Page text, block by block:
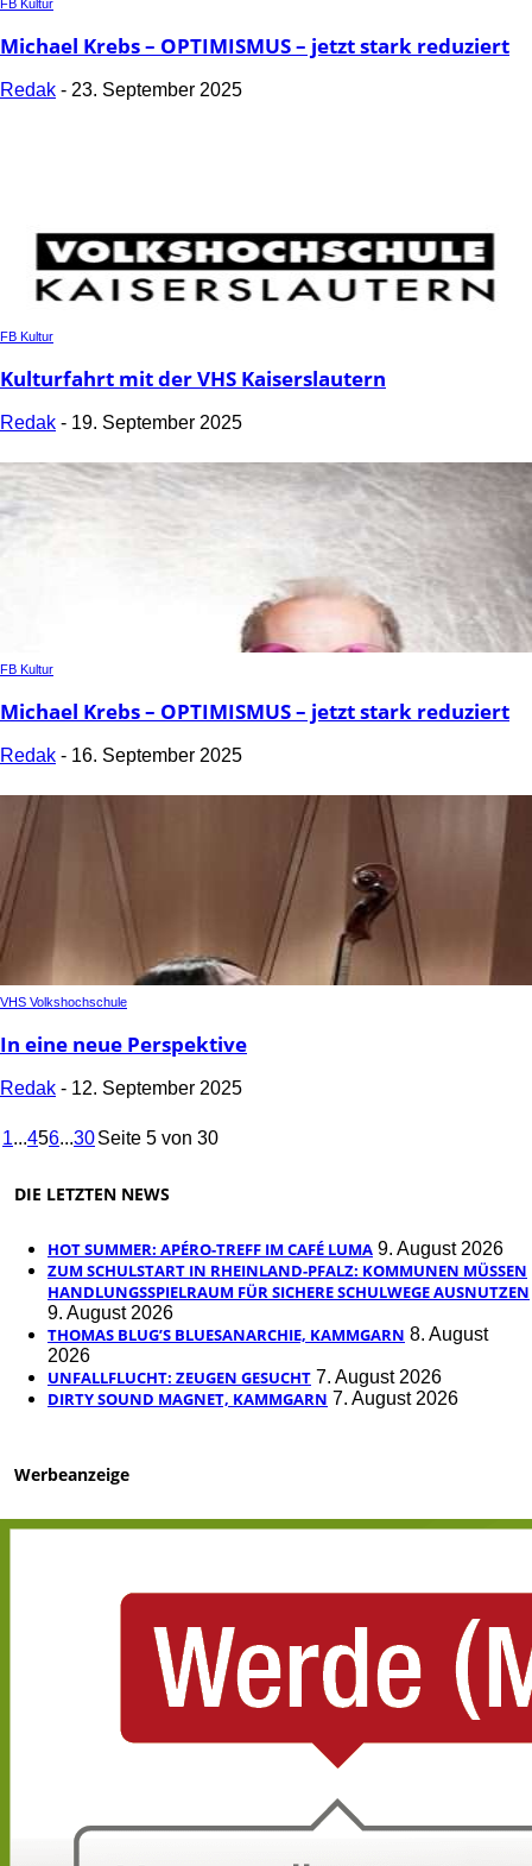
FB Kultur
Michael Krebs – OPTIMISMUS – jetzt stark reduziert
Redak - 23. September 2025
FB Kultur
Kulturfahrt mit der VHS Kaiserslautern
Redak - 19. September 2025
FB Kultur
Michael Krebs – OPTIMISMUS – jetzt stark reduziert
Redak - 16. September 2025
VHS Volkshochschule
In eine neue Perspektive
Redak - 12. September 2025
1...456...30Seite 5 von 30
DIE LETZTEN NEWS
HOT SUMMER: APÉRO-TREFF IM CAFÉ LUMA 9. August 2026
ZUM SCHULSTART IN RHEINLAND-PFALZ: KOMMUNEN MÜSSEN
HANDLUNGSSPIELRAUM FÜR SICHERE SCHULWEGE AUSNUTZEN
9. August 2026
THOMAS BLUG’S BLUESANARCHIE, KAMMGARN 8. August
2026
UNFALLFLUCHT: ZEUGEN GESUCHT 7. August 2026
DIRTY SOUND MAGNET, KAMMGARN 7. August 2026
Werbeanzeige